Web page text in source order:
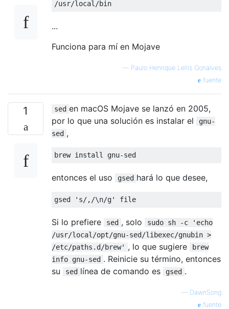
...
Funciona para mí en Mojave
— Paulo Henrique Lellis Gonalves
fuente
1 sed en macOS Mojave se lanzó en 2005,
por lo que una solución es instalar el
gnu-
sed ,
brew install gnu-sed
entonces el uso gsed hará lo que desee,
gsed 's/,/\n/g' file
Si lo prefiere sed , solo
sudo sh -c 'echo
/usr/local/opt/gnu-sed/libexec/gnubin >
/etc/paths.d/brew' , lo que sugiere
brew
info gnu-sed . Reinicie su término, entonces
su
sed línea de comando es gsed .
— DawnSong
fuente